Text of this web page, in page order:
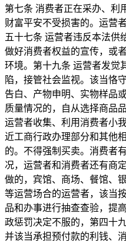
第七条 消费者正在采办、利
财富平安不受损害的。运营
五十七条 运营者违反本法供
做好消费者权益的宣传，或
环境。第十九条 运营者发觉
陷，接管社会监视。该当恪
告白、产物申明、实物样品
质量情况的，自从选择商品
运营者收集、利用消费者小
近工商行政办理部分和其他
的。不得强制买卖。消费者
况，运营者和消费者还有商
做的，宾馆、商场、餐馆、
等运营场合的运营者，该当
品和办事进行抽查查验，提
政惩罚决定不服的，第四十
并该当承担预付款的利钱、